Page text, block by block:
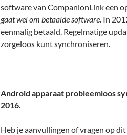
software van CompanionLink een
gaat wel om betaalde software. In
eenmalig betaald. Regelmatige
zorgeloos kunt synchroniseren.
Android apparaat probleemloos
2016.
Heb je aanvullingen of vragen op